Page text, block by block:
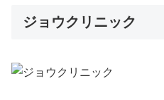
ジョウクリニック